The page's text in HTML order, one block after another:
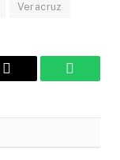
Veracruz
Email